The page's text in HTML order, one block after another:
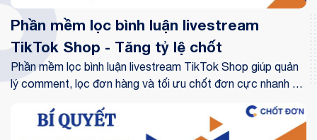
Phần mềm lọc bình luận livestream
TikTok Shop - Tăng tỷ lệ chốt
Phần mềm lọc bình luận livestream TikTok Shop giúp quản
lý comment, lọc đơn hàng và tối ưu chốt đơn cực nhanh khi